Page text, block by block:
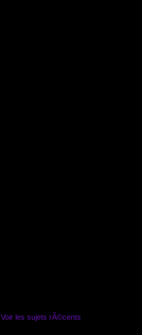
Voir les sujets rÃ©cents